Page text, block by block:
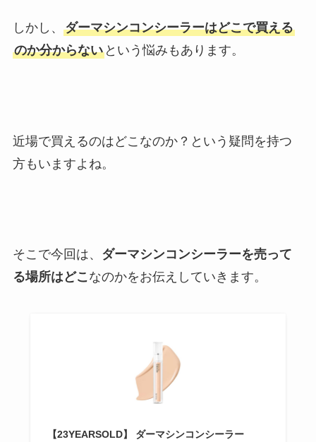
しかし、 ダーマシンコンシーラーはどこで買える
のか分からないという悩みもあります。
近場で買えるのはどこなのか？という疑問を持つ
方もいますよね。
そこで今回は、 ダーマシンコンシーラーを売って
る場所はどこなのかをお伝えしていきます。
【23YEARSOLD】 ダーマシンコンシーラー